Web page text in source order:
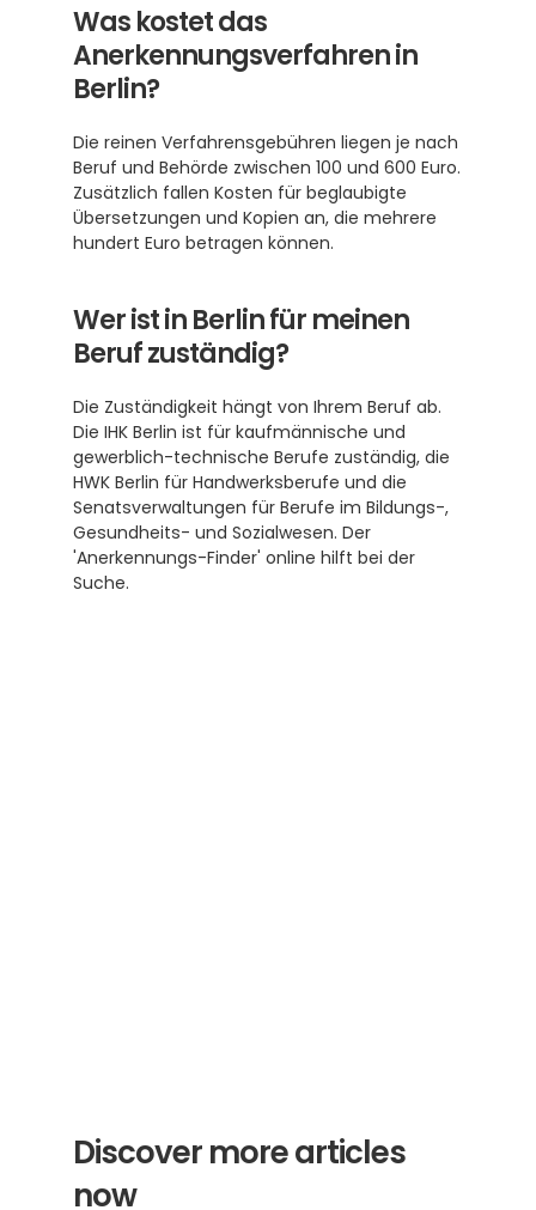
Was kostet das
Anerkennungsverfahren in
Berlin?
Die reinen Verfahrensgebühren liegen je nach
Beruf und Behörde zwischen 100 und 600 Euro.
Zusätzlich fallen Kosten für beglaubigte
Übersetzungen und Kopien an, die mehrere
hundert Euro betragen können.
Wer ist in Berlin für meinen
Beruf zuständig?
Die Zuständigkeit hängt von Ihrem Beruf ab.
Die IHK Berlin ist für kaufmännische und
gewerblich-technische Berufe zuständig, die
HWK Berlin für Handwerksberufe und die
Senatsverwaltungen für Berufe im Bildungs-,
Gesundheits- und Sozialwesen. Der
'Anerkennungs-Finder' online hilft bei der
Suche.
Discover more articles
now